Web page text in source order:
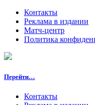
Контакты
Реклама в издании
Матч-центр
Политика
Перейти…
Контакты